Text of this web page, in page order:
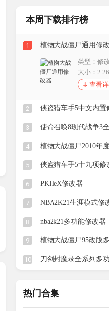
本周下载排行榜
1 植物大战僵尸通用修
类型：修
大小：
查看
2 侠盗猎车手5中文内置
3
4 植物大战僵尸2010年
5
6 PKHeX修改器
7 NBA2K21生涯模式修
8 nba2k21多功能修改器
9
10 刀剑封魔录全系列多
热门合集